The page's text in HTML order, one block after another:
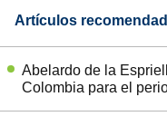
Artículos
Abelardo de la
Colombia para el